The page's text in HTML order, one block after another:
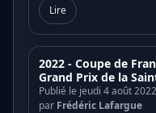
Lire
2022 - Coupe de
Grand Prix de la
Publié le jeudi 4 août
par Frédéric Lafargue